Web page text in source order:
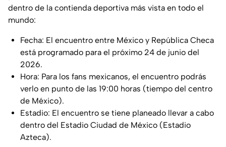
dentro de la contienda deportiva más vista en todo el
mundo:
Fecha: El encuentro entre México y República Checa
está programado para el próximo 24 de junio del
2026.
Hora: Para los fans mexicanos, el encuentro podrás
verlo en punto de las 19:00 horas (tiempo del centro
de México).
Estadio: El encuentro se tiene planeado llevar a cabo
dentro del Estadio Ciudad de México (Estadio
Azteca).